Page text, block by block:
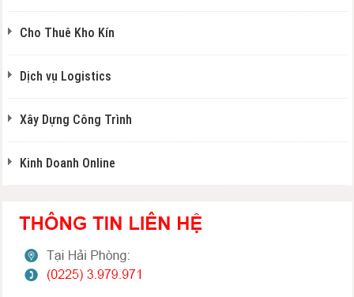
Cho Thuê Kho Kín
Dịch vụ Logistics
Xây Dựng Công Trình
Kinh Doanh Online